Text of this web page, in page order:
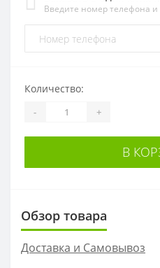
Введите номер телефона
Количество:
- +
В
Обзор товара
Доставка и Самовывоз